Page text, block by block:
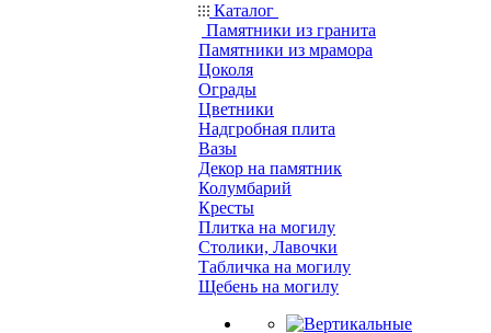
Каталог
Памятники из гранита
Памятники из мрамора
Цоколя
Ограды
Цветники
Надгробная плита
Вазы
Декор на памятник
Колумбарий
Кресты
Плитка на могилу
Столики, Лавочки
Табличка на могилу
Щебень на могилу